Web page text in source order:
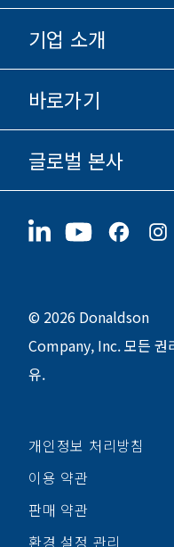
Donaldson 생명과학
Donaldson 쇼핑
기업 소개
기업 정보
윤리 및 준법 경영
채용 정보
바로가기
투자자 정보
협력업체
지속가능성
글로벌 본사
1400 W 94th
© 2026 Donaldson
Company, Inc. 모든 권
유.
개인정보 처리방침
이용 약관
판매 약관
환경 설정 관리